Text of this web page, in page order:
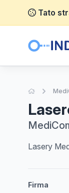
Tato
Úvodní
Lasery
Firma